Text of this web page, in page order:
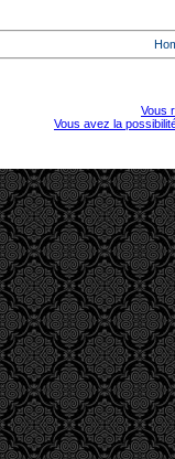
Vous
Vous avez la